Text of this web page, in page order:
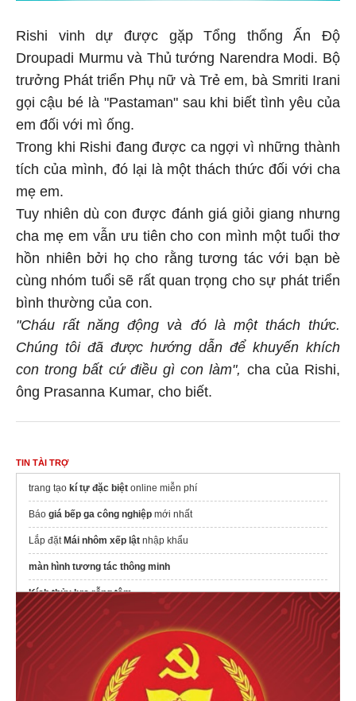
Rishi vinh dự được gặp Tổng thống Ấn Độ
Droupadi Murmu và Thủ tướng Narendra Modi. Bộ
trưởng Phát triển Phụ nữ và Trẻ em, bà Smriti Irani
gọi cậu bé là "Pastaman" sau khi biết tình yêu của
em đối với mì ống.
Trong khi Rishi đang được ca ngợi vì những thành
tích của mình, đó lại là một thách thức đối với cha
mẹ em.
Tuy nhiên dù con được đánh giá giỏi giang nhưng
cha mẹ em vẫn ưu tiên cho con mình một tuổi thơ
hồn nhiên bởi họ cho rằng tương tác với bạn bè
cùng nhóm tuổi sẽ rất quan trọng cho sự phát triển
bình thường của con.
"Cháu rất năng động và đó là một thách thức.
Chúng tôi đã được hướng dẫn để khuyến khích
con trong bất cứ điều gì con làm", cha của Rishi,
ông Prasanna Kumar, cho biết.
TIN TÀI TRỢ
trang tạo kí tự đặc biệt online miễn phí
Báo giá bếp ga công nghiệp mới nhất
Lắp đặt Mái nhôm xếp lật nhập khẩu
màn hình tương tác thông minh
Kích thủy lực rỗng tâm
CáchMua Proxy Việt Nam
đèn bán nguyệt VinaLED chính hãng